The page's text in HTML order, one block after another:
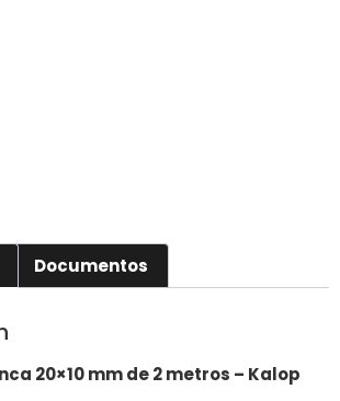
Documentos
20×10 mm de 2 metros – Kalop